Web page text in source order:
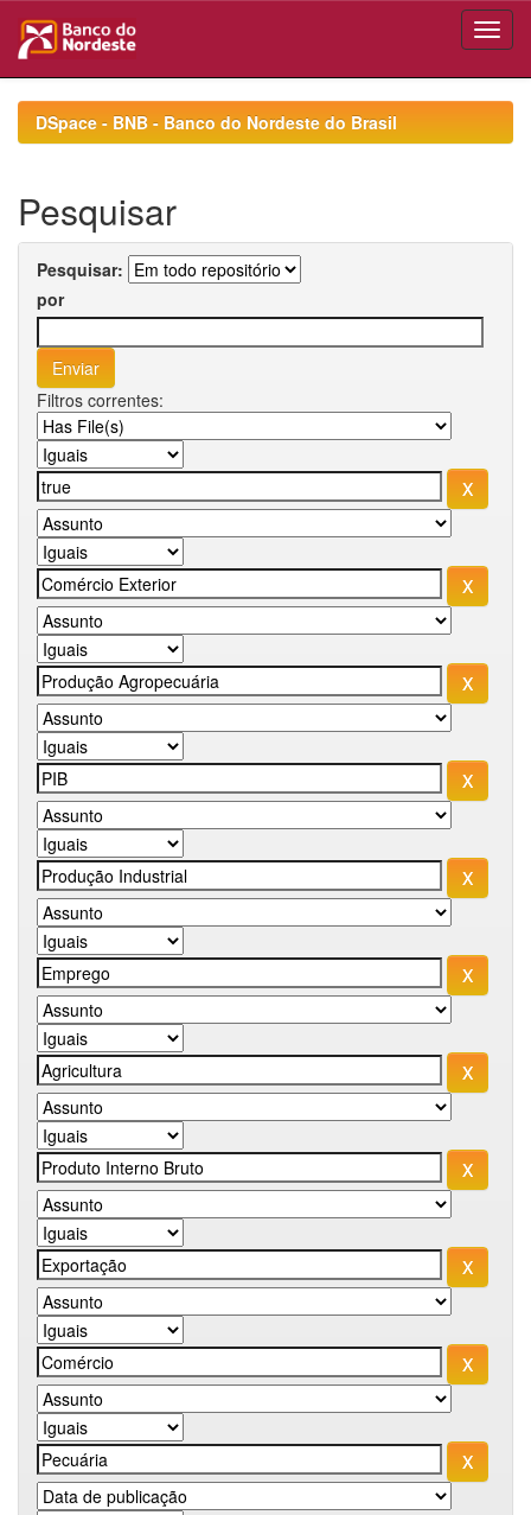
navigationDSpace - BNB - Banco do Nordeste do Brasil
Pesquisar
Pesquisar:
por
Filtros correntes: